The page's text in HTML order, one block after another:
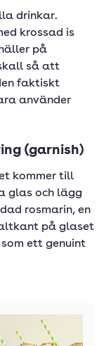
drinkar.
krossad is
på
så att
faktiskt
använder
(garnish)
kommer till
glas och lägg
rosmarin, en
på glaset
ett genuint